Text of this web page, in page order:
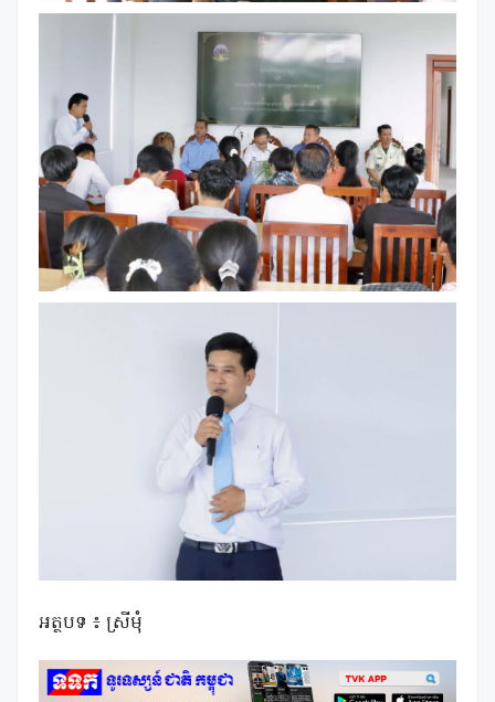
អត្ថបទ ៖ ស្រីមុំ